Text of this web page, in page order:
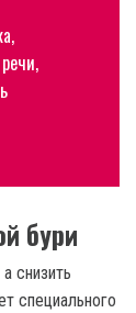
бури
снизить
специального